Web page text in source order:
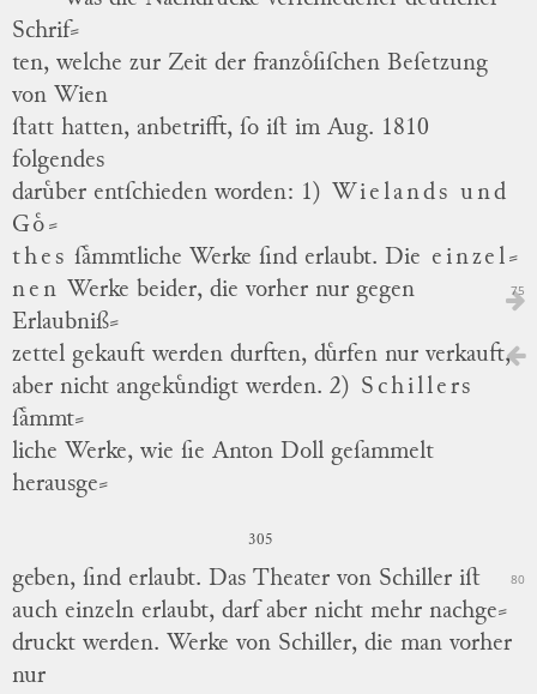
Schrif⸗
ten, welche zur Zeit der franzoͤſiſchen Beſetzung
von Wien
ſtatt hatten, anbetrifft, ſo iſt im Aug. 1810
folgendes
daruͤber entſchieden worden: 1) Wielands und
Goͤ⸗
thes ſaͤmmtliche Werke ſind erlaubt. Die einzel⸗
75
nen Werke beider, die vorher nur gegen
Erlaubniß⸗
zettel gekauft werden durften, duͤrfen nur verkauft,
aber nicht angekuͤndigt werden. 2) Schillers
ſaͤmmt⸗
liche Werke, wie ſie Anton Doll geſammelt
herausge⸗
305
geben, ſind erlaubt. Das Theater von Schiller iſt 80
auch einzeln erlaubt, darf aber nicht mehr nachge⸗
druckt werden. Werke von Schiller, die man vorher
nur